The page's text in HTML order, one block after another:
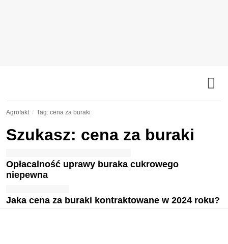
Agrofakt Tag: cena za buraki
Szukasz: cena za buraki
Opłacalność uprawy buraka cukrowego
niepewna
Jaka cena za buraki kontraktowane w 2024 roku?